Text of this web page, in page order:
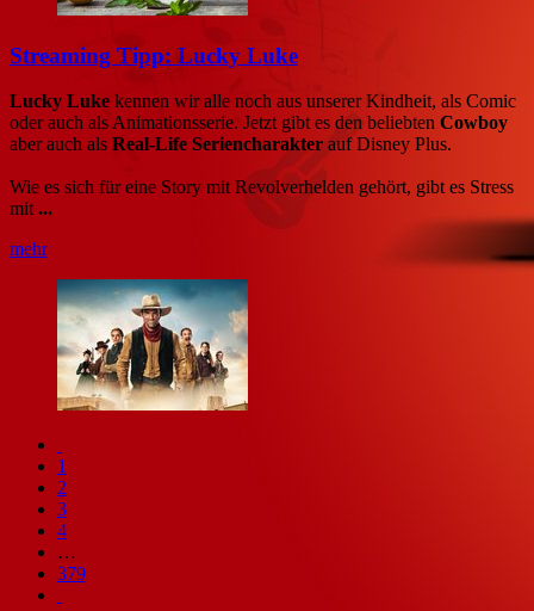
Streaming Tipp: Lucky Luke
Lucky Luke kennen wir alle noch aus unserer Kindheit, als Comic
oder auch als Animationsserie. Jetzt gibt es den beliebten Cowboy
aber auch als Real-Life Seriencharakterauf Disney Plus.
Wie es sich für eine Story mit Revolverhelden gehört, gibt es Stress
mit ...
mehr
1
2
3
4
…
379